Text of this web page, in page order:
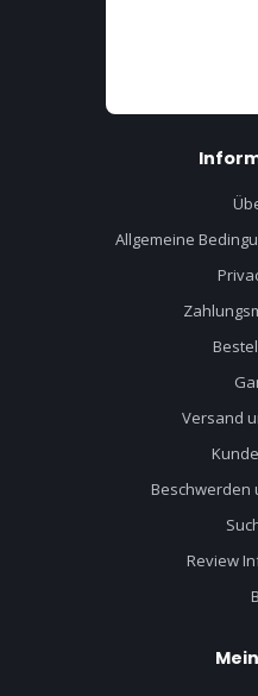
Allgemeine
Versand
Beschwerden
Review